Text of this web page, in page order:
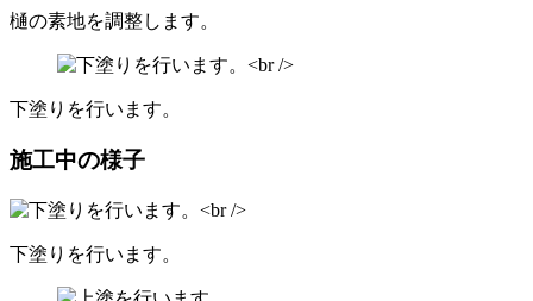
樋の素地を調整します。
下塗りを行います。
施工中の様子
下塗りを行います。